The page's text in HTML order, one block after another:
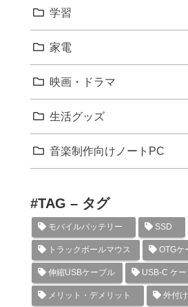
学習
家電
映画・ドラマ
生活グッズ
音楽制作向けノートPC
#TAG – タグ
モバイルバッテリー SSD
トラックボールマウス OTGケ
伸縮USBケーブル USB-C ケー
メリット・デメリット 外付